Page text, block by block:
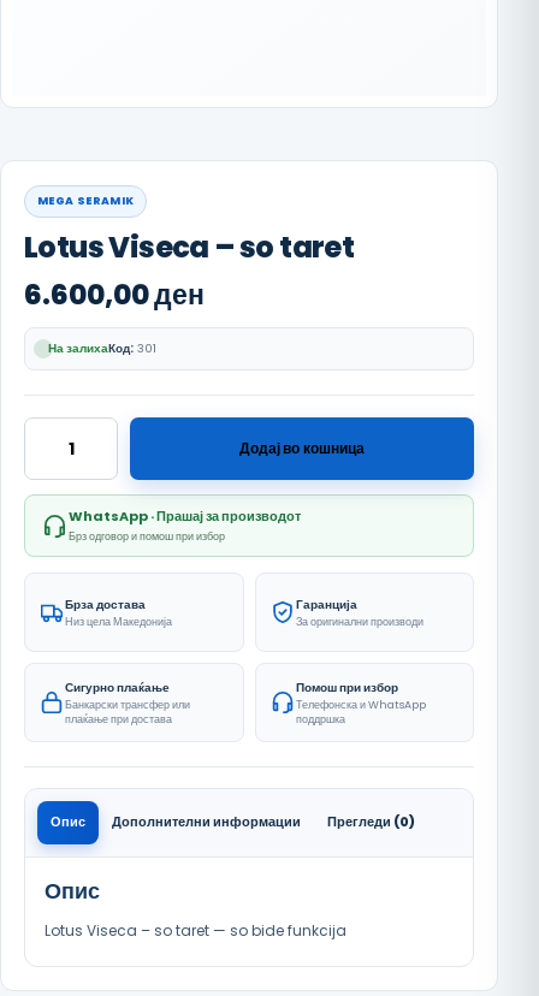
MEGA SERAMIK
Lotus Viseca – so taret
6.600,00ден
На залихаКод: 301
Lotus Viseca - so taret количина
Додај во кошница
WhatsApp · Прашај за производот
Брз одговор и помош при избор
Брза достава
Низ цела Македонија
Гаранција
За оригинални производи
Сигурно плаќање
Банкарски трансфер или
плаќање при достава
Помош при избор
Телефонска и WhatsApp
поддршка
Опис Дополнителни информации Прегледи (0)
Опис
Lotus Viseca – so taret — so bide funkcija